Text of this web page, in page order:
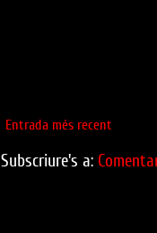
Entrada més recent
Subscriure's a: